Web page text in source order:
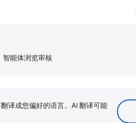
智能体浏览审核
译成您偏好的语言。AI 翻译可能